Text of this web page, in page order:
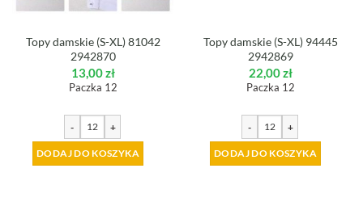
Topy damskie (S-XL) 81042
2942870
13,00zł
Paczka 12
- +
DODAJ DO KOSZYKA
Topy damskie (S-XL) 94445
2942869
22,00zł
Paczka 12
- +
DODAJ DO KOSZYKA